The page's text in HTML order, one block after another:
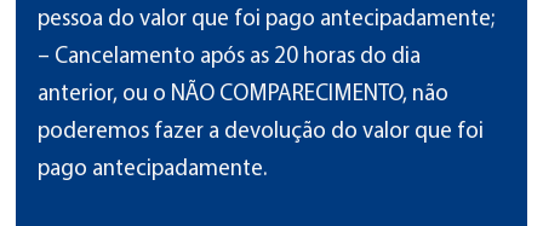
pessoa do valor que foi pago antecipadamente;
– Cancelamento após as 20 horas do dia
anterior, ou o NÃO COMPARECIMENTO, não
poderemos fazer a devolução do valor que foi
pago antecipadamente.